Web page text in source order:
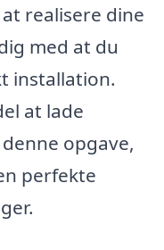
realisere dine
med at du
installation.
at lade
opgave,
perfekte